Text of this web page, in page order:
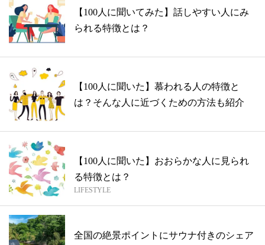
【100人に聞いてみた】話しやすい人にみ
られる特徴とは？
【100人に聞いた】慕われる人の特徴と
は？そんな人に近づくための方法も紹介
【100人に聞いた】おおらかな人に見られ
る特徴とは？
LIFESTYLE
全国の絶景ポイントにサウナ付きのシェア